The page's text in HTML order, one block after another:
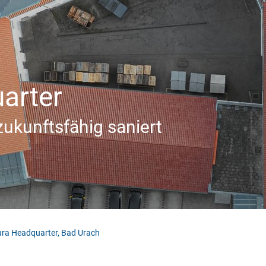
Industrie/OEM
Private Bauherren
Wohnungswirtsch
aft
saniert
Headquarter, Bad Urach